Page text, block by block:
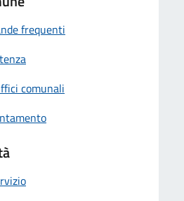
frequenti
comunali